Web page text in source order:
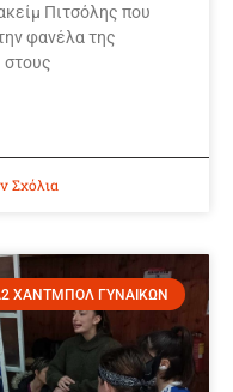
Πιτσόλης που
φανέλα της
στους
Σχόλια
ΧΑΝΤΜΠΟΛ ΓΥΝΑΙΚΩΝ